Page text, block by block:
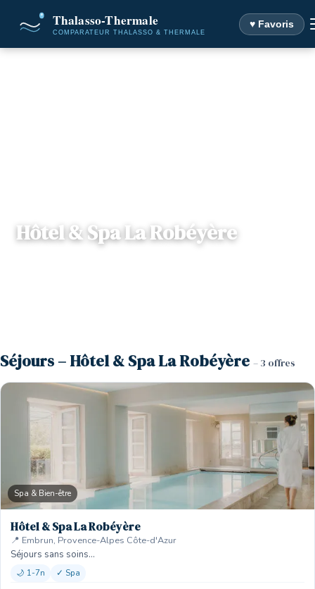
♥ Favoris
Hôtel & Spa La Robéyère
Séjours – Hôtel & Spa La Robéyère – 3 offres
Spa & Bien-être
Hôtel & Spa La Robéyère
📍 Embrun, Provence-Alpes Côte-d'Azur
Séjours sans soins…
🌙 1-7n ✓ Spa